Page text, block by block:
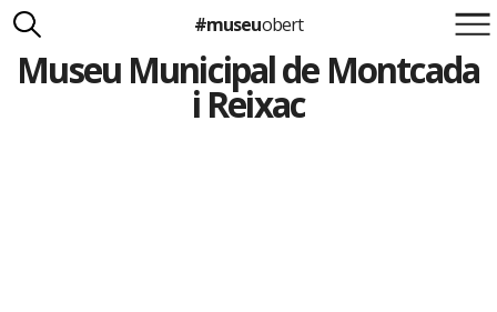
Suma't a la iniciativa
Carlota Royo
#museuobert
Museu Municipal de Montcada
i Reixac